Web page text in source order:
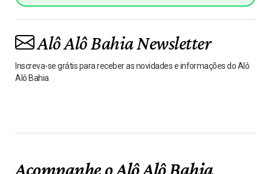
Alô Alô Bahia Newsletter
Inscreva-se grátis para receber as novidades e informações do Alô
Alô Bahia
Acompanhe o Alô Alô Bahia